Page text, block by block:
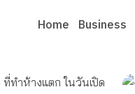
Home Business